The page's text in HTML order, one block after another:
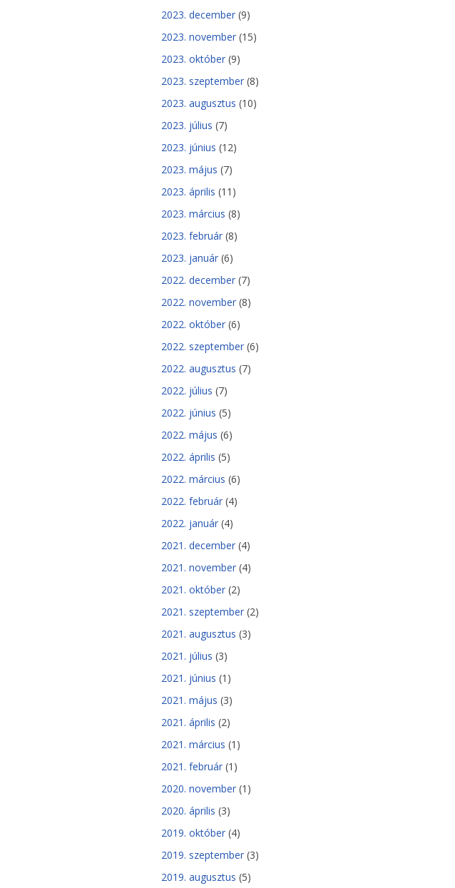
2023. december (9)
2023. november (15)
2023. október (9)
2023. szeptember (8)
2023. augusztus (10)
2023. július (7)
2023. június (12)
2023. május (7)
2023. április (11)
2023. március (8)
2023. február (8)
2023. január (6)
2022. december (7)
2022. november (8)
2022. október (6)
2022. szeptember (6)
2022. augusztus (7)
2022. július (7)
2022. június (5)
2022. május (6)
2022. április (5)
2022. március (6)
2022. február (4)
2022. január (4)
2021. december (4)
2021. november (4)
2021. október (2)
2021. szeptember (2)
2021. augusztus (3)
2021. július (3)
2021. június (1)
2021. május (3)
2021. április (2)
2021. március (1)
2021. február (1)
2020. november (1)
2020. április (3)
2019. október (4)
2019. szeptember (3)
2019. augusztus (5)